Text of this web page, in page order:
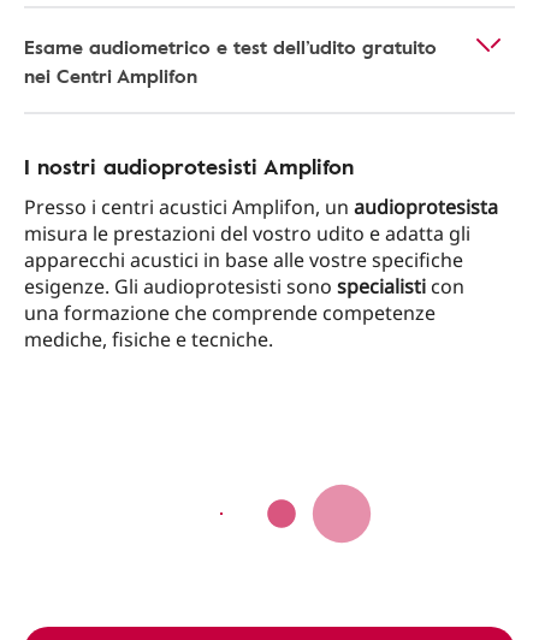
Esame audiometrico e test dell’udito gratuito
nei Centri Amplifon
I nostri audioprotesisti Amplifon
Presso i centri acustici Amplifon, un audioprotesista
misura le prestazioni del vostro udito e adatta gli
apparecchi acustici in base alle vostre specifiche
esigenze. Gli audioprotesisti sono specialisti con
una formazione che comprende competenze
mediche, fisiche e tecniche.